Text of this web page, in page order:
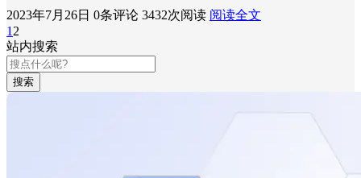
2023年7月26日 0条评论 3432次阅读 阅读全文
1 2
站内搜索
搜索